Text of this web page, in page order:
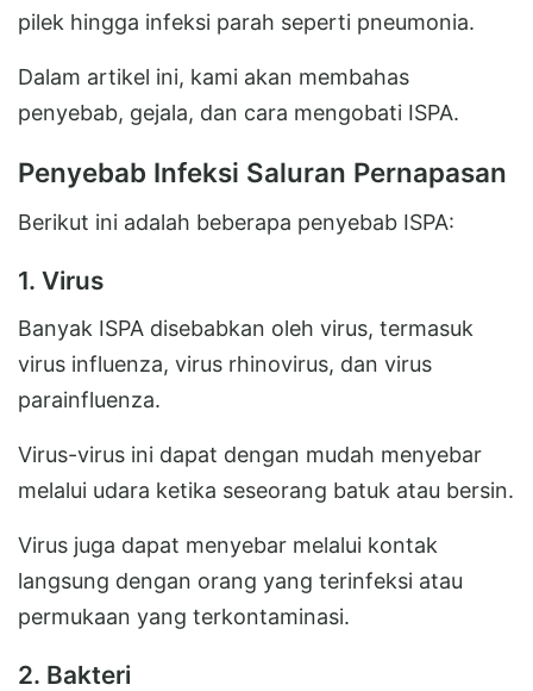
pilek hingga infeksi parah seperti pneumonia.
Dalam artikel ini, kami akan membahas
penyebab, gejala, dan cara mengobati ISPA.
Penyebab Infeksi Saluran Pernapasan
Berikut ini adalah beberapa penyebab ISPA:
1. Virus
Banyak ISPA disebabkan oleh virus, termasuk
virus influenza, virus rhinovirus, dan virus
parainfluenza.
Virus-virus ini dapat dengan mudah menyebar
melalui udara ketika seseorang batuk atau bersin.
Virus juga dapat menyebar melalui kontak
langsung dengan orang yang terinfeksi atau
permukaan yang terkontaminasi.
2. Bakteri